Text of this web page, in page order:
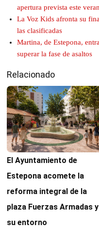
apertura prevista este
La Voz Kids afronta su
las clasificadas
Martina, de Estepona,
superar la fase de asaltos
Relacionado
El Ayuntamiento de
Estepona acomete la
reforma integral de la
plaza Fuerzas Armadas y
su entorno